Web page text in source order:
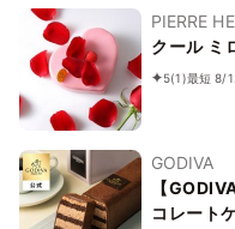
PIERRE
クール ミ
5(1)最短 8/
GODIVA
【
コレート